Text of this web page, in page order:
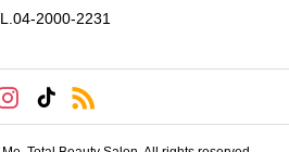
2000-2231